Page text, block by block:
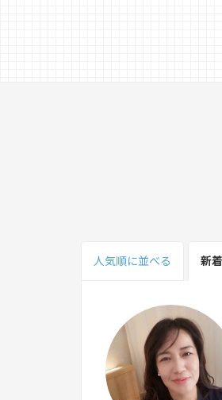
人気順に並べる 新